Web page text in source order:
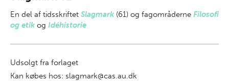
En del af tidsskriftet Slagmark (61) og fagområderne Filosofi
og etikog Idéhistorie
Udsolgt fra forlaget
Kan købes hos: slagmark@cas.au.dk